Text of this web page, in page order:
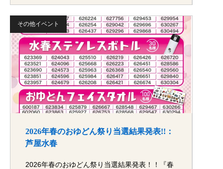
その他イベント
2026年春のおゆどん祭り当選結果発表!!：
芦屋水春
2026年春のおゆどん祭り当選結果発表！！『春